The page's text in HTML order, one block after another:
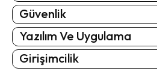
Güvenlik
Yazılım Ve Uygulama
Girişimcilik